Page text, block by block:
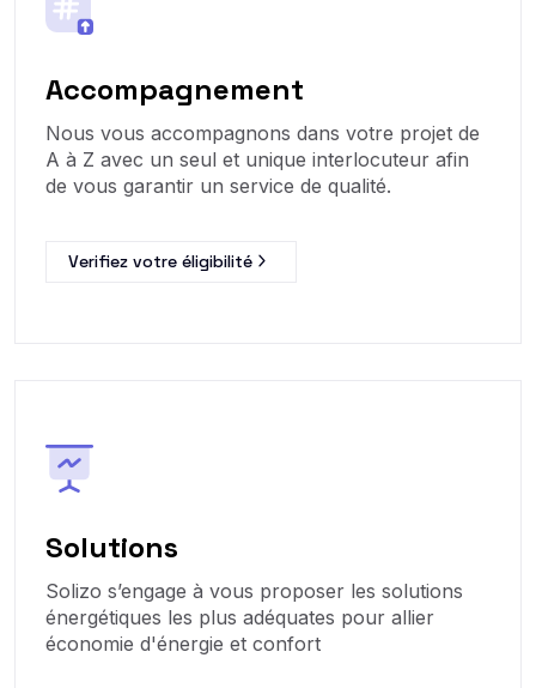
Accompagnement
Nous vous accompagnons dans votre projet de
A à Z avec un seul et unique interlocuteur afin
de vous garantir un service de qualité.
Verifiez votre éligibilité
Solutions
Solizo s’engage à vous proposer les solutions
énergétiques les plus adéquates pour allier
économie d'énergie et confort